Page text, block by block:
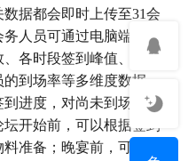
据都会即时上传至31会
人员可通过电脑端或手
各时段签到峰值、各会
到场率等多维度数据。
进度，对尚未到场的重
开始前，可以根据签到
准备；晚宴前，可以通